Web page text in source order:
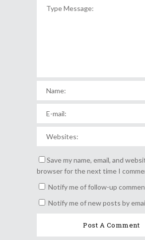
Save my name, email, and
browser for the next time I
Notify me of follow-up
Notify me of new posts by